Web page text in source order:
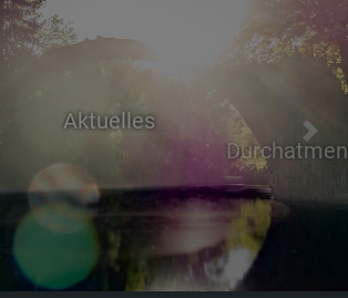
Aktuelles
Durchatmen
Next